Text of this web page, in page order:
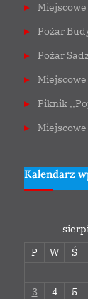
Pożar
Pożar
Piknik
Kalendarz
P
W Ś
3
4 5